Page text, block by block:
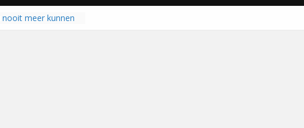
nooit meer kunnen
in gebruik